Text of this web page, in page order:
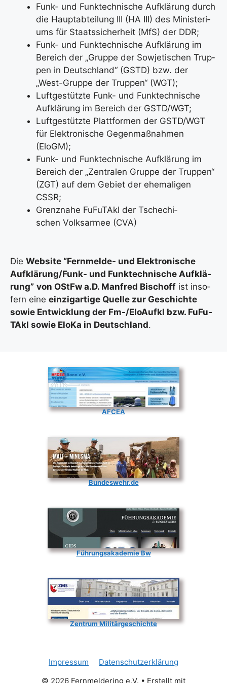
Funk- und Funk­tech­ni­sche Auf­klä­rung durch
die Haupt­ab­tei­lung III (HA III) des Minis­te­ri­
ums für Staats­si­cher­heit (MfS) der DDR;
Funk- und Funk­tech­ni­sche Auf­klä­rung im
Bereich der „Grup­pe der Sowje­ti­schen Trup­
pen in Deutsch­land“ (GSTD) bzw. der
„West-Grup­pe der Trup­pen“ (WGT);
Luft­ge­stütz­te Funk- und Funk­tech­ni­sche
Auf­klä­rung im Bereich der GSTD/WGT;
Luft­ge­stütz­te Platt­for­men der GSTD/WGT
für Elek­tro­ni­sche Gegen­maß­nah­men
(EloGM);
Funk- und Funk­tech­ni­sche Auf­klä­rung im
Bereich der „Zen­tra­len Grup­pe der Trup­pen“
(ZGT) auf dem Gebiet der ehe­ma­li­gen
CSSR;
Grenz­na­he FuFu­TAkl der Tsche­chi­
schen Volks­ar­mee (CVA)
Die Web­site “Fern­mel­de- und Elek­tro­ni­sche
Auf­klä­run­g/­Funk- und Funk­tech­ni­sche Auf­klä­
rung” von OStFw a.D. Man­fred Bisch­off ist inso­
fern eine ein­zig­ar­ti­ge Quel­le zur Geschich­te
sowie Ent­wick­lung der Fm-/El­o­Auf­kl bzw. FuFu­
TAkl sowie Elo­Ka in Deutsch­land.
AFCEA
Bundeswehr.de
Führungsakademie Bw
Zentrum Militärgeschichte
Impressum
Datenschutzerklärung
© 2026 Fernmeldering e.V. • Erstellt mit